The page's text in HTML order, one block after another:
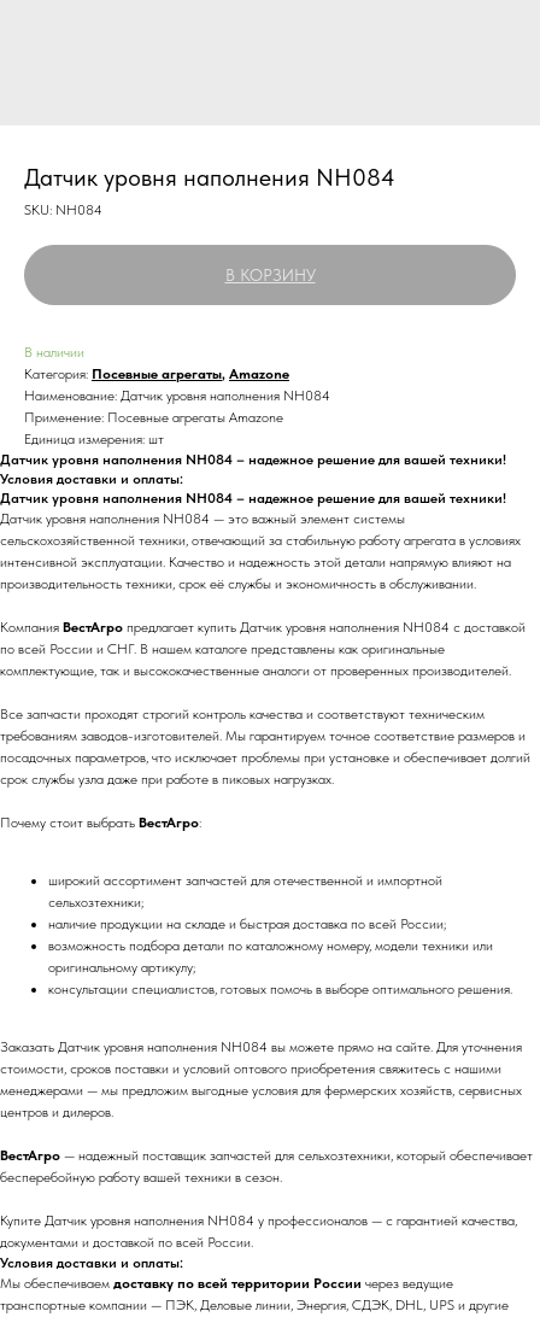
Датчик уровня наполнения NH084
SKU: NH084
В КОРЗИНУ
В наличии
Категория: Посевные агрегаты, Amazone
Наименование: Датчик уровня наполнения NH084
Применение: Посевные агрегаты Amazone
Единица измерения: шт
Датчик уровня наполнения NH084 – надежное решение для вашей техники!
Условия доставки и оплаты:
Датчик уровня наполнения NH084 – надежное решение для вашей техники!
Датчик уровня наполнения NH084 — это важный элемент системы
сельскохозяйственной техники, отвечающий за стабильную работу агрегата в условиях
интенсивной эксплуатации. Качество и надежность этой детали напрямую влияют на
производительность техники, срок её службы и экономичность в обслуживании.
Компания ВестАгро предлагает купить Датчик уровня наполнения NH084 с доставкой
по всей России и СНГ. В нашем каталоге представлены как оригинальные
комплектующие, так и высококачественные аналоги от проверенных производителей.
Все запчасти проходят строгий контроль качества и соответствуют техническим
требованиям заводов-изготовителей. Мы гарантируем точное соответствие размеров и
посадочных параметров, что исключает проблемы при установке и обеспечивает долгий
срок службы узла даже при работе в пиковых нагрузках.
Почему стоит выбрать ВестАгро:
широкий ассортимент запчастей для отечественной и импортной
сельхозтехники;
наличие продукции на складе и быстрая доставка по всей России;
возможность подбора детали по каталожному номеру, модели техники или
оригинальному артикулу;
консультации специалистов, готовых помочь в выборе оптимального решения.
Заказать Датчик уровня наполнения NH084 вы можете прямо на сайте. Для уточнения
стоимости, сроков поставки и условий оптового приобретения свяжитесь с нашими
менеджерами — мы предложим выгодные условия для фермерских хозяйств, сервисных
центров и дилеров.
ВестАгро — надежный поставщик запчастей для сельхозтехники, который обеспечивает
бесперебойную работу вашей техники в сезон.
Купите Датчик уровня наполнения NH084 у профессионалов — с гарантией качества,
документами и доставкой по всей России.
Условия доставки и оплаты:
Мы обеспечиваем доставку по всей территории России через ведущие
транспортные компании — ПЭК, Деловые линии, Энергия, СДЭК, DHL, UPS и другие